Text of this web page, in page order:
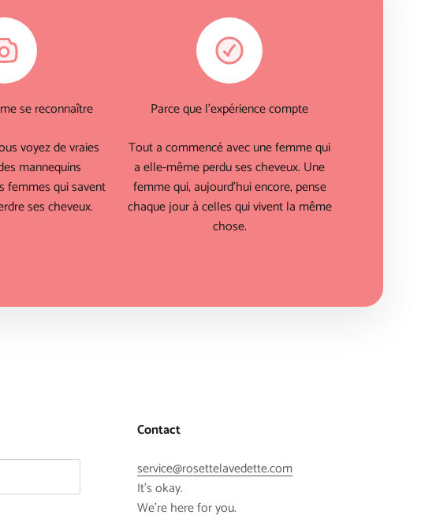
se reconnaître
voyez de vraies
mannequins
femmes qui savent
ses cheveux.
Parce que l'expérience compte
Tout a commencé avec une femme qui
a elle-même perdu ses cheveux. Une
femme qui, aujourd'hui encore, pense
chaque jour à celles qui vivent la même
chose.
Contact
service@rosettelavedette.com
It's okay.
We're here for you.